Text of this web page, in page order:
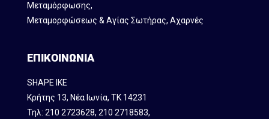
Mεταμόρφωσης,
Μεταμορφώσεως & Αγίας Σωτήρας, Αχαρνές
ΕΠΙΚΟΙΝΩΝΙΑ
SHAPE IKE
Κρήτης 13, Νέα Ιωνία, ΤΚ 14231
Τηλ: 210 2723628, 210 2718583,